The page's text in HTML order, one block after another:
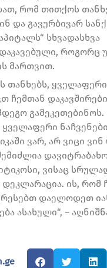
რომ თითქოს
და გავურბივარ
სხვადასხვა
როგორც
მართვით.
თანხებს,
ჩემთან
გამეკეთებინოს.
ვარ, არ ვიცი
ვისაც
დეკლარაცია. ის, რომ
დაელოდეთ
ასახული“, –